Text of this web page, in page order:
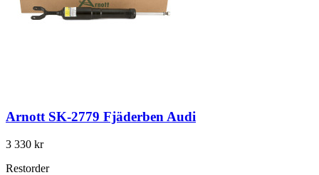
Arnott SK-2779 Fjäderben Audi
3 330 kr
Restorder